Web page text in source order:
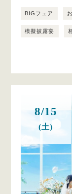
BIGフェア
模擬披露宴
8/15
(土)